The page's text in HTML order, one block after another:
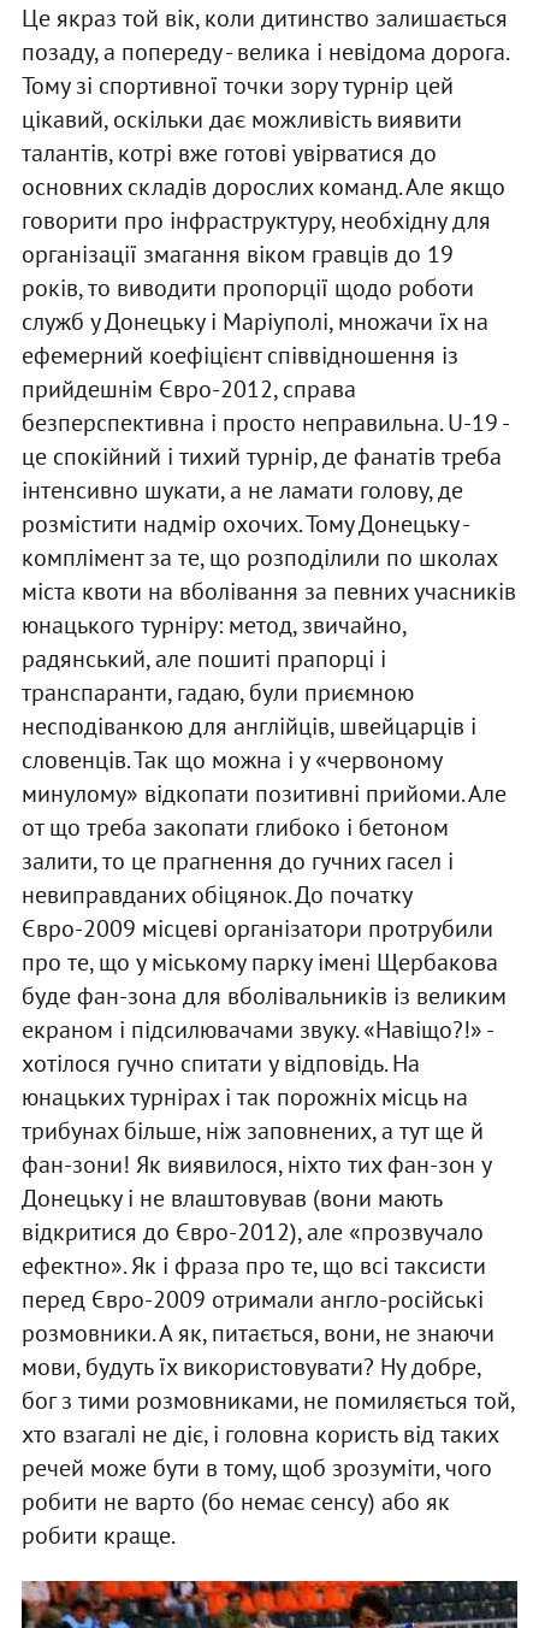
Це якраз той вік, коли дитинство залишається
позаду, а попереду - велика і невідома дорога.
Тому зі спортивної точки зору турнір цей
цікавий, оскільки дає можливість виявити
талантів, котрі вже готові увірватися до
основних складів дорослих команд. Але якщо
говорити про інфраструктуру, необхідну для
організації змагання віком гравців до 19
років, то виводити пропорції щодо роботи
служб у Донецьку і Маріуполі, множачи їх на
ефемерний коефіцієнт співвідношення із
прийдешнім Євро-2012, справа
безперспективна і просто неправильна. U-19 -
це спокійний і тихий турнір, де фанатів треба
інтенсивно шукати, а не ламати голову, де
розмістити надмір охочих. Тому Донецьку -
комплімент за те, що розподілили по школах
міста квоти на вболівання за певних учасників
юнацького турніру: метод, звичайно,
радянський, але пошиті прапорці і
транспаранти, гадаю, були приємною
несподіванкою для англійців, швейцарців і
словенців. Так що можна і у «червоному
минулому» відкопати позитивні прийоми. Але
от що треба закопати глибоко і бетоном
залити, то це прагнення до гучних гасел і
невиправданих обіцянок. До початку
Євро-2009 місцеві організатори протрубили
про те, що у міському парку імені Щербакова
буде фан-зона для вболівальників із великим
екраном і підсилювачами звуку. «Навіщо?!» -
хотілося гучно спитати у відповідь. На
юнацьких турнірах і так порожніх місць на
трибунах більше, ніж заповнених, а тут ще й
фан-зони! Як виявилося, ніхто тих фан-зон у
Донецьку і не влаштовував (вони мають
відкритися до Євро-2012), але «прозвучало
ефектно». Як і фраза про те, що всі таксисти
перед Євро-2009 отримали англо-російські
розмовники. А як, питається, вони, не знаючи
мови, будуть їх використовувати? Ну добре,
бог з тими розмовниками, не помиляється той,
хто взагалі не діє, і головна користь від таких
речей може бути в тому, щоб зрозуміти, чого
робити не варто (бо немає сенсу) або як
робити краще.